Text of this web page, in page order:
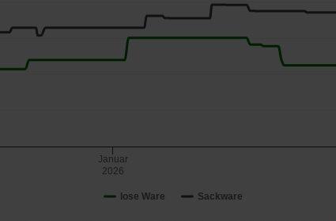
lose Ware Sackware
Januar
2026